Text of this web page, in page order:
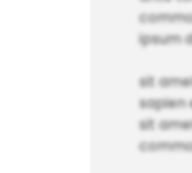
ipsum
sit
sapien
sit